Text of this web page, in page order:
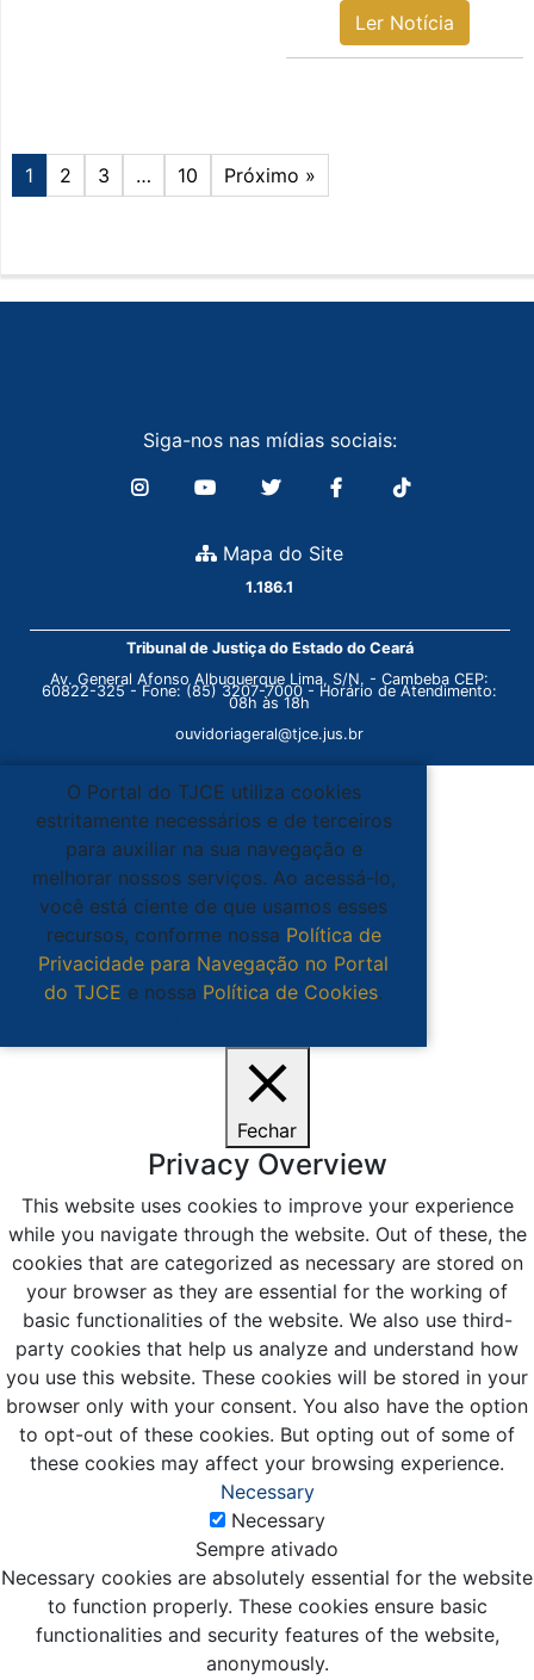
Ler Notícia
1 2 3 … 10 Próximo »
Siga-nos nas mídias sociais:
Mapa do Site
1.186.1
Tribunal de Justiça do Estado do Ceará
Av. General Afonso Albuquerque Lima, S/N. - Cambeba CEP:
60822-325 - Fone: (85) 3207-7000 - Horário de Atendimento:
08h às 18h
ouvidoriageral@tjce.jus.br
O Portal do TJCE utiliza cookies
estritamente necessários e de terceiros
para auxiliar na sua navegação e
melhorar nossos serviços. Ao acessá-lo,
você está ciente de que usamos esses
recursos, conforme nossa Política de
Privacidade para Navegação no Portal
do TJCE e nossa Política de Cookies.
Fechar
Privacy Overview
This website uses cookies to improve your experience
while you navigate through the website. Out of these, the
cookies that are categorized as necessary are stored on
your browser as they are essential for the working of
basic functionalities of the website. We also use third-
party cookies that help us analyze and understand how
you use this website. These cookies will be stored in your
browser only with your consent. You also have the option
to opt-out of these cookies. But opting out of some of
these cookies may affect your browsing experience.
Necessary
Necessary
Sempre ativado
Necessary cookies are absolutely essential for the website
to function properly. These cookies ensure basic
functionalities and security features of the website,
anonymously.